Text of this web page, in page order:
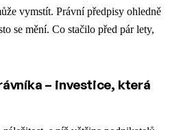
vymstít. Právní předpisy ohledně
se mění. Co stačilo před pár lety,
– investice, která